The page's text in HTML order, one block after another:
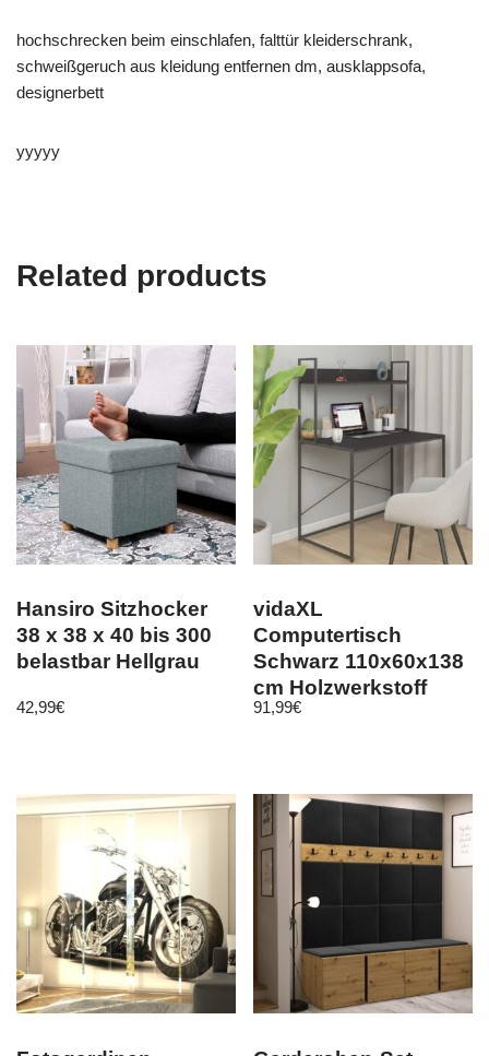
hochschrecken beim einschlafen, falttür kleiderschrank,
schweißgeruch aus kleidung entfernen dm, ausklappsofa,
designerbett
yyyyy
Related products
Hansiro Sitzhocker
38 x 38 x 40 bis 300
belastbar Hellgrau
42,99€
vidaXL
Computertisch
Schwarz 110x60x138
cm Holzwerkstoff
91,99€